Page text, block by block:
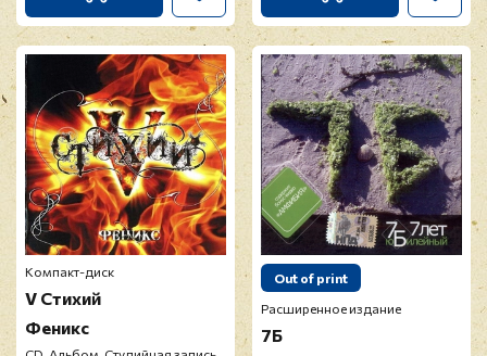
Компакт-диск
V Стихий
Феникс
Out of print
Расширенное издание
7Б